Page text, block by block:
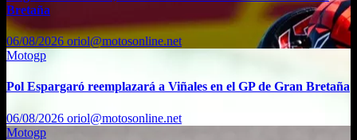
Bretaña
06/08/2026 oriol@motosonline.net
Motogp
Pol Espargaró reemplazará a Viñales en el GP de Gran Bretaña
06/08/2026 oriol@motosonline.net
Motogp